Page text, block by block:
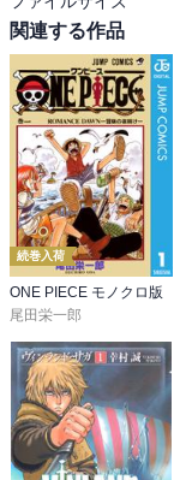
関連する作品
続巻入荷
ONE PIECE モノクロ版
尾田栄一郎